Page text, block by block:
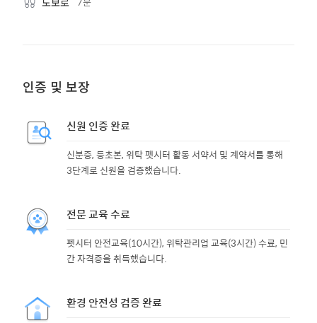
인증 및 보장
신원 인증 완료
신분증, 등초본, 위탁 펫시터 활동 서약서 및 계약서를 통해
3단계로 신원을 검증했습니다.
전문 교육 수료
펫시터 안전교육(10시간), 위탁관리업 교육(3시간) 수료, 민
간 자격증을 취득했습니다.
환경 안전성 검증 완료